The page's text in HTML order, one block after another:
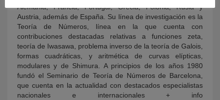
Alemania, Francia, Portugal, Grecia, Polonia, Rusia y
Austria, además de España. Su línea de investigación es la
Teoría de Números, línea en la que cuenta con
contribuciones destacadas relativas a funciones zeta,
teoría de Iwasawa, problema inverso de la teoría de Galois,
formas cuadráticas, y aritmética de curvas elípticas,
modulares y de Shimura. A principios de los años 1980
fundó el Seminario de Teoría de Números de Barcelona,
que cuenta en la actualidad con destacados especialistas
nacionales e internacionales + info